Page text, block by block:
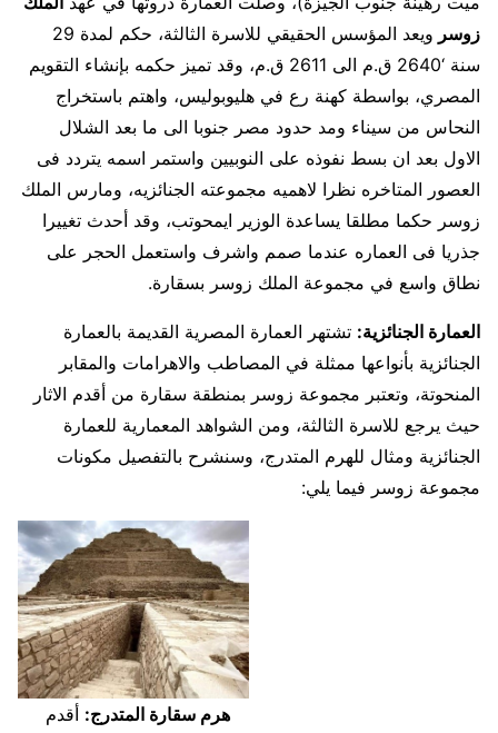
زوسر
ويعد المؤسس الحقيقي للاسرة الثالثة، حكم لمدة 29
سنة ‘2640 ق.م الى 2611 ق.م، وقد تميز حكمه بإنشاء التقويم
المصري، بواسطة كهنة رع في هليوبوليس، واهتم باستخراج
النحاس من سيناء ومد حدود مصر جنوبا الى ما بعد الشلال
الاول بعد ان بسط نفوذه على النوبيين واستمر اسمه يتردد فى
العصور المتاخره نظرا لاهميه مجموعته الجنائزيه، ومارس الملك
زوسر حكما مطلقا يساعدة الوزير ايمحوتب، وقد أحدث تغييرا
جذريا فى العماره عندما صمم واشرف واستعمل الحجر على
نطاق واسع في مجموعة الملك زوسر بسقارة.
العمارة الجنائزية: تشتهر العمارة المصرية القديمة بالعمارة
الجنائزية بأنواعها ممثلة في المصاطب والاهرامات والمقابر
المنحوتة، وتعتبر مجموعة زوسر بمنطقة سقارة من أقدم الاثار
حيث يرجع للاسرة الثالثة، ومن الشواهد المعمارية للعمارة
الجنائزية ومثال للهرم المتدرج، وسنشرح بالتفصيل مكونات
مجموعة زوسر فيما يلي:
هرم سقارة المتدرج: أقدم